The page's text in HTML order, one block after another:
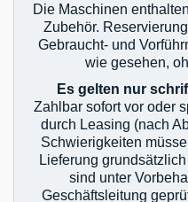
Die Maschinen
Zubehör.
Gebraucht- und
wie gesehen,
Es gelten nur
Zahlbar sofort vor oder
durch Leasing (nach
Schwierigkeiten
Lieferung
sind unter
Geschäftsleitung